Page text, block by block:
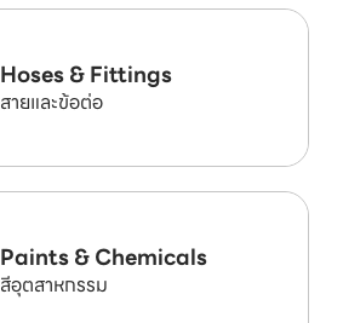
Hoses & Fittings
สายและข้อต่อ
Paints & Chemicals
สีอุตสาหกรรม